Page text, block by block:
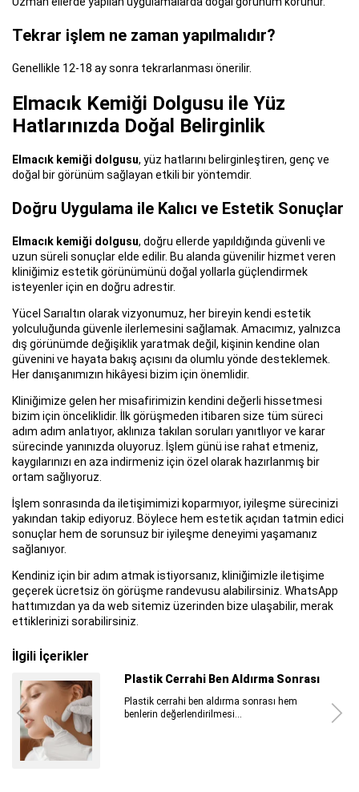
Tekrar işlem ne zaman yapılmalıdır?
Genellikle 12-18 ay sonra tekrarlanması önerilir.
Elmacık Kemiği Dolgusu ile Yüz
Hatlarınızda Doğal Belirginlik
Elmacık kemiği dolgusu, yüz hatlarını belirginleştiren, genç ve
doğal bir görünüm sağlayan etkili bir yöntemdir.
Doğru Uygulama ile Kalıcı ve Estetik Sonuçlar
Elmacık kemiği dolgusu, doğru ellerde yapıldığında güvenli ve
uzun süreli sonuçlar elde edilir. Bu alanda güvenilir hizmet veren
kliniğimiz estetik görünümünü doğal yollarla güçlendirmek
isteyenler için en doğru adrestir.
Yücel Sarıaltın olarak vizyonumuz, her bireyin kendi estetik
yolculuğunda güvenle ilerlemesini sağlamak. Amacımız, yalnızca
dış görünümde değişiklik yaratmak değil, kişinin kendine olan
güvenini ve hayata bakış açısını da olumlu yönde desteklemek.
Her danışanımızın hikâyesi bizim için önemlidir.
Kliniğimize gelen her misafirimizin kendini değerli hissetmesi
bizim için önceliklidir. İlk görüşmeden itibaren size tüm süreci
adım adım anlatıyor, aklınıza takılan soruları yanıtlıyor ve karar
sürecinde yanınızda oluyoruz. İşlem günü ise rahat etmeniz,
kaygılarınızı en aza indirmeniz için özel olarak hazırlanmış bir
ortam sağlıyoruz.
İşlem sonrasında da iletişimimizi koparmıyor, iyileşme sürecinizi
yakından takip ediyoruz. Böylece hem estetik açıdan tatmin edici
sonuçlar hem de sorunsuz bir iyileşme deneyimi yaşamanız
sağlanıyor.
Kendiniz için bir adım atmak istiyorsanız, kliniğimizle iletişime
geçerek ücretsiz ön görüşme randevusu alabilirsiniz. WhatsApp
hattımızdan ya da web sitemiz üzerinden bize ulaşabilir, merak
ettiklerinizi sorabilirsiniz.
İlgili İçerikler
Mini Yüz Germe ve Yüz Germe Farkları
Ciltteki yaşlanma etkilerini azaltmak için
gerçekleştirilen mini yüz germe...